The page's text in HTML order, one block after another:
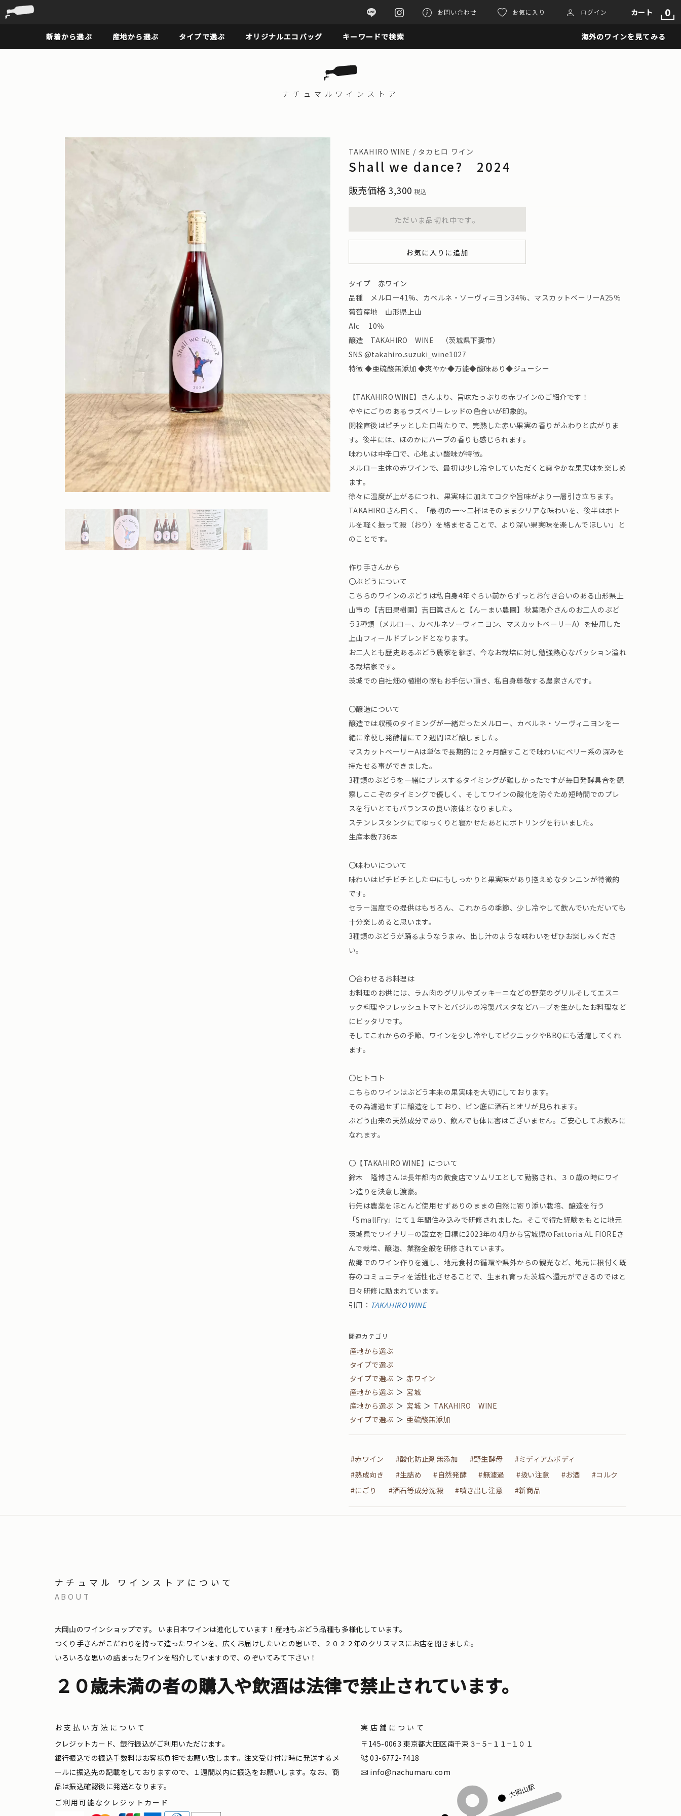
お問い合わせ お気に入り ログイン カート 0
新着から選ぶ 産地から選ぶ タイプで選ぶ オリジナルエコバッグ キーワードで検索 海外のワインを見てみる
ナチュマル ワインストア
TAKAHIRO WINE / タカヒロ ワイン
Shall we dance? 2024
販売価格 3,300 税込
ただいま品切れ中です。
お気に入りに追加
タイプ 赤ワイン
品種 メルロー41%、カベルネ・ソーヴィニヨン34%、マスカットベーリーA25％
葡萄産地 山形県上山
Alc 10％
醸造 TAKAHIRO WINE （茨城県下妻市）
SNS @takahiro.suzuki_wine1027
特徴 ◆亜硫酸無添加 ◆爽やか◆万能◆酸味あり◆ジューシー
【TAKAHIRO WINE】さんより、旨味たっぷりの赤ワインのご紹介です！
ややにごりのあるラズベリーレッドの色合いが印象的。
開栓直後はピチッとした口当たりで、完熟した赤い果実の香りがふわりと広がりま
す。後半には、ほのかにハーブの香りも感じられます。
味わいは中辛口で、心地よい酸味が特徴。
メルロー主体の赤ワインで、最初は少し冷やしていただくと爽やかな果実味を楽しめ
ます。
徐々に温度が上がるにつれ、果実味に加えてコクや旨味がより一層引き立ちます。
TAKAHIROさん曰く、「最初の一〜二杯はそのままクリアな味わいを、後半はボト
ルを軽く振って澱（おり）を絡ませることで、より深い果実味を楽しんでほしい」と
のことです。
作り手さんから
〇ぶどうについて
こちらのワインのぶどうは私自身4年ぐらい前からずっとお付き合いのある山形県上
山市の【吉田果樹園】吉田篤さんと【んーまい農園】秋葉陽介さんのお二人のぶど
う3種類（メルロー、カベルネソーヴィニヨン、マスカットベーリーA）を使用した
上山フィールドブレンドとなります。
お二人とも歴史あるぶどう農家を継ぎ、今なお栽培に対し勉強熱心なパッション溢れ
る栽培家です。
茨城での自社畑の植樹の際もお手伝い頂き、私自身尊敬する農家さんです。
〇醸造について
醸造では収穫のタイミングが一緒だったメルロー、カベルネ・ソーヴィニヨンを一
緒に除梗し発酵槽にて２週間ほど醸しました。
マスカットベーリーAは単体で長期的に２ヶ月醸すことで味わいにベリー系の深みを
持たせる事ができました。
3種類のぶどうを一緒にプレスするタイミングが難しかったですが毎日発酵具合を観
察しここぞのタイミングで優しく、そしてワインの酸化を防ぐため短時間でのプレ
スを行いとてもバランスの良い液体となりました。
ステンレスタンクにてゆっくりと寝かせたあとにボトリングを行いました。
生産本数736本
〇味わいについて
味わいはピチピチとした中にもしっかりと果実味があり控えめなタンニンが特徴的
です。
セラー温度での提供はもちろん、これからの季節、少し冷やして飲んでいただいても
十分楽しめると思います。
3種類のぶどうが踊るようなうまみ、出し汁のような味わいをぜひお楽しみくださ
い。
〇合わせるお料理は
お料理のお供には、ラム肉のグリルやズッキーニなどの野菜のグリルそしてエスニ
ック料理やフレッシュトマトとバジルの冷製パスタなどハーブを生かしたお料理など
にピッタリです。
そしてこれからの季節、ワインを少し冷やしてピクニックやBBQにも活躍してくれ
ます。
〇ヒトコト
こちらのワインはぶどう本来の果実味を大切にしております。
その為濾過せずに醸造をしており、ビン底に酒石とオリが見られます。
ぶどう由来の天然成分であり、飲んでも体に害はございません。ご安心してお飲みに
なれます。
〇【TAKAHIRO WINE】について
鈴木 隆博さんは長年都内の飲食店でソムリエとして勤務され、３０歳の時にワイ
ン造りを決意し渡豪。
行先は農薬をほとんど使用せずありのままの自然に寄り添い栽培、醸造を行う
「SmallFry」にて１年間住み込みで研修されました。そこで得た経験をもとに地元
茨城県でワイナリーの設立を目標に2023年の4月から宮城県のFattoria AL FIOREさ
んで栽培、醸造、業務全般を研修されています。
故郷でのワイン作りを通し、地元食材の循環や県外からの観光など、地元に根付く既
存のコミュニティを活性化させることで、生まれ育った茨城へ還元ができるのではと
日々研修に励まれています。
引用： TAKAHIRO WINE
関連カテゴリ
産地から選ぶ
タイプで選ぶ
タイプで選ぶ ＞ 赤ワイン
産地から選ぶ ＞ 宮城
産地から選ぶ ＞ 宮城 ＞ TAKAHIRO WINE
タイプで選ぶ ＞ 亜硫酸無添加
#赤ワイン #酸化防止剤無添加 #野生酵母
#ミディアムボディ
#熟成向き
#生詰め #自然発酵 #無濾過 #扱い注意 #お酒
#コルク
#にごり
#酒石等成分沈澱 #噴き出し注意 #新商品
ナチュマル ワインストアについて
ABOUT
大岡山のワインショップです。
いま日本ワインは進化しています！産地もぶどう品種も多様化しています。
つくり手さんがこだわりを持って造ったワインを、広くお届けしたいとの思いで、２０２２年のクリスマスにお店を開きました。
いろいろな思いの詰まったワインを紹介していますので、のぞいてみて下さい！
２０歳未満の者の購入や飲酒は法律で禁止されています。
お支払い方法について
クレジットカード、銀行振込がご利用いただけます。
銀行振込での振込手数料はお客様負担でお願い致します。注文受け付け時に発送するメ
ールに振込先の記載をしておりますので、１週間以内に振込をお願いします。なお、商
品は振込確認後に発送となります。
ご利用可能なクレジットカード
実店舗について
〒145-0063 東京都大田区南千束３−５−１１−１０１
03-6772-7418
info@nachumaru.com